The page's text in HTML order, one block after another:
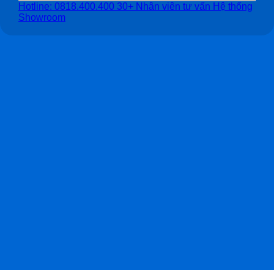
Hotline: 0818.400.400 30+ Nhân viên tư vấn Hệ thống
Showroom